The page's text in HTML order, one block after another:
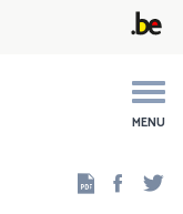
MENU